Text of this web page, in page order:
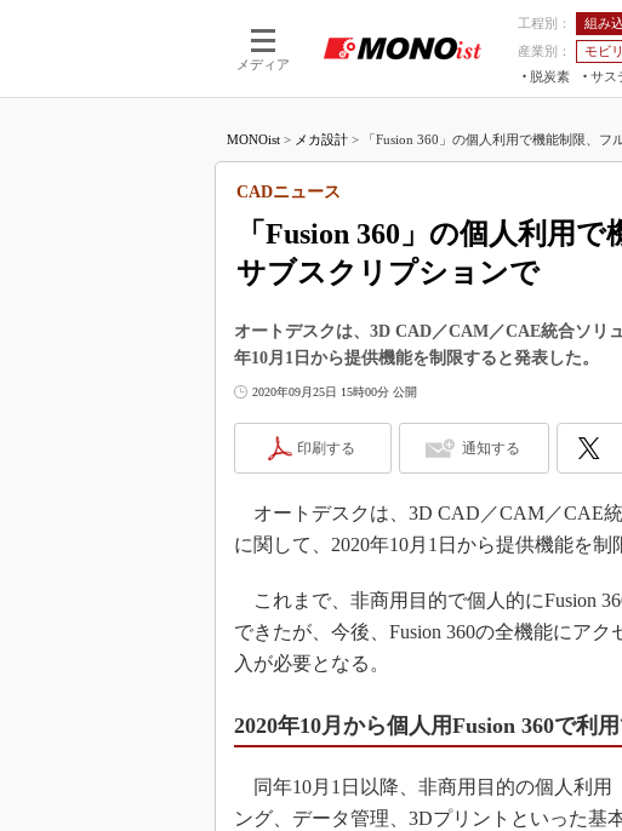
メディア
工程別： 組み
産業別：
モビ
脱炭素
サス
つながる工場AI×設備保全
MONOist > メカ設計 > 「Fusion 360」の個人利用で機能制限、フ
「Fusion 360」の個人利用
サブスクリプションで
CADニュース
オートデスクは、3D CAD／CAM／CAE統合ソリ
年10月1日から提供機能を制限すると発表した。
2020年09月25日 15時00分 公開
印刷する 通知する
オートデスクは、3D CAD／CAM／CAE統
に関して、2020年10月1日から提供機能を制
これまで、非商用目的で個人的にFusion
できたが、今後、Fusion 360の全機能にア
入が必要となる。
2020年10月から個人用Fusion 360で利
同年10月1日以降、非商用目的の個人利用
ング、データ管理、3Dプリントといった基